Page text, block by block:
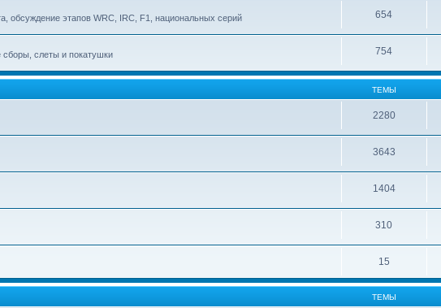
обсуждение этапов WRC, IRC, F1, национальных серий
654
сборы, слеты и покатушки
754
ТЕМЫ
2280
3643
1404
310
15
ТЕМЫ